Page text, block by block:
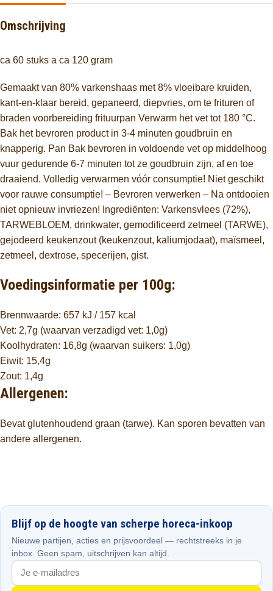
Omschrijving
ca 60 stuks a ca 120 gram
Gemaakt van 80% varkenshaas met 8% vloeibare kruiden,
kant-en-klaar bereid, gepaneerd, diepvries, om te frituren of
braden voorbereiding frituurpan Verwarm het vet tot 180 °C.
Bak het bevroren product in 3-4 minuten goudbruin en
knapperig. Pan Bak bevroren in voldoende vet op middelhoog
vuur gedurende 6-7 minuten tot ze goudbruin zijn, af en toe
draaiend. Volledig verwarmen vóór consumptie! Niet geschikt
voor rauwe consumptie! – Bevroren verwerken – Na ontdooien
niet opnieuw invriezen! Ingrediënten: Varkensvlees (72%),
TARWEBLOEM, drinkwater, gemodificeerd zetmeel (TARWE),
gejodeerd keukenzout (keukenzout, kaliumjodaat), maïsmeel,
zetmeel, dextrose, specerijen, gist.
Voedingsinformatie per 100g:
Brennwaarde: 657 kJ / 157 kcal
Vet: 2,7g (waarvan verzadigd vet: 1,0g)
Koolhydraten: 16,8g (waarvan suikers: 1,0g)
Eiwit: 15,4g
Zout: 1,4g
Allergenen:
Bevat glutenhoudend graan (tarwe). Kan sporen bevatten van
andere allergenen.
Blijf op de hoogte van scherpe horeca-inkoop
Nieuwe partijen, acties en prijsvoordeel — rechtstreeks in je
inbox. Geen spam, uitschrijven kan altijd.